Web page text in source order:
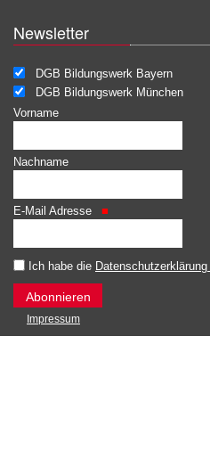
Newsletter
DGB Bildungswerk Bayern
DGB Bildungswerk München
Vorname
Nachname
E-Mail Adresse
Ich habe die
Impressum